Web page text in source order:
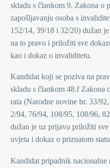
skladu s člankom 9. Zakona o
zapošljavanju osoba s
152/14, 39/18 i 32/20) dužan
na to pravo i priložiti sve
kao i dokaz o invaliditetu.
Kandidat koji se poziva na
skladu s člankom 48.f
rata (Narodne novine br. 33/
2/94, 76/94, 108/95, 108/96,
dužan je uz prijavu priložiti
uvjeta i dokaz o priznatom
Kandidat pripadnik nacionalne